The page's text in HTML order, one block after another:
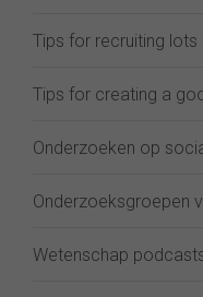
Tips for recruiting
Tips for creating a
Onderzoeken op
Onderzoeksgroepen
Wetenschap